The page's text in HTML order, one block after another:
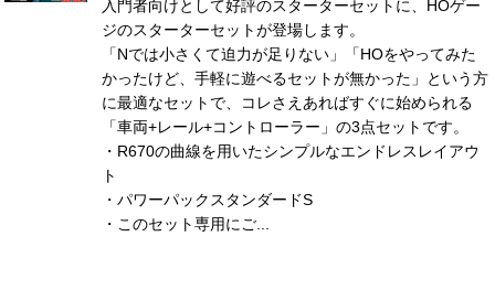
入門者向けとして好評のスターターセットに、HOゲー
ジのスターターセットが登場します。
「Nでは小さくて迫力が足りない」「HOをやってみた
かったけど、手軽に遊べるセットが無かった」という方
に最適なセットで、コレさえあればすぐに始められる
「車両+レール+コントローラー」の3点セットです。
・R670の曲線を用いたシンプルなエンドレスレイアウ
ト
・パワーパックスタンダードS
・このセット専用にご...